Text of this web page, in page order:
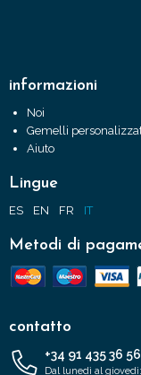
informazioni
Noi
Gemelli
Aiuto
Lingue
ES EN FR IT
Metodi di
contatto
+34 91 435 36 56
Dal lunedì al